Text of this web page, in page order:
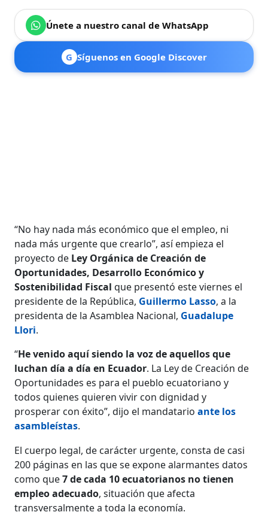
Únete a nuestro canal de WhatsApp
G Síguenos en Google Discover
“No hay nada más económico que el empleo, ni
nada más urgente que crearlo”, así empieza el
proyecto de Ley Orgánica de Creación de
Oportunidades, Desarrollo Económico y
Sostenibilidad Fiscalque presentó este viernes el
presidente de la República, Guillermo Lasso, a la
presidenta de la Asamblea Nacional, Guadalupe
Llori.
“He venido aquí siendo la voz de aquellos que
luchan día a día en Ecuador. La Ley de Creación de
Oportunidades es para el pueblo ecuatoriano y
todos quienes quieren vivir con dignidad y
prosperar con éxito”, dijo el mandatarioante los
asambleístas.
El cuerpo legal, de carácter urgente, consta de casi
200 páginas en las que se expone alarmantes datos
como que7 de cada 10 ecuatorianos no tienen
empleo adecuado, situación que afecta
transversalmente a toda la economía.